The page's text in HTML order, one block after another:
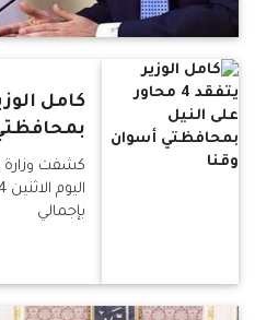
كشفت وزارة
بإجمالي